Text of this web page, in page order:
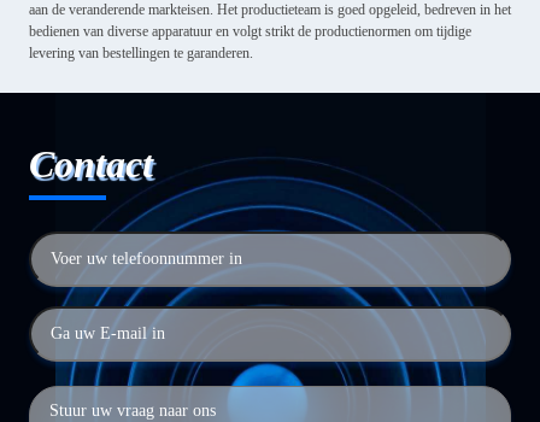
aan de veranderende markteisen. Het productieteam is goed opgeleid, bedreven in het
bedienen van diverse apparatuur en volgt strikt de productienormen om tijdige
levering van bestellingen te garanderen.
Contact